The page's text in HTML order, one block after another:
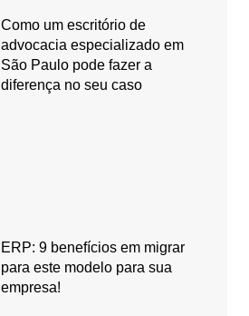
Como um escritório de
advocacia especializado em
São Paulo pode fazer a
diferença no seu caso
ERP: 9 benefícios em migrar
para este modelo para sua
empresa!